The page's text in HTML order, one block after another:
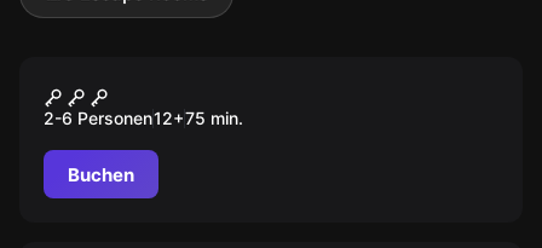
Das Vermächtnis der Casa
Nosta
2-6 Personen12+75 min.
Buchen